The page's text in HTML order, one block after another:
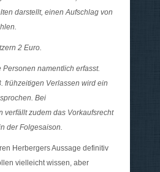
darstellt, einen Aufschlag von
2 Euro.
namentlich erfasst.
frühzeitigen Verlassen wird ein
Bei
verfällt zudem das Vorkaufsrecht
der Folgesaison.
Herbergers Aussage definitiv
vielleicht wissen, aber